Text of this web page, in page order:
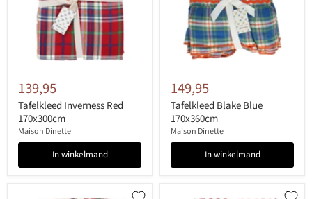
139,95
Tafelkleed Inverness Red
170x300cm
Maison Dinette
In winkelmand
149,95
Tafelkleed Blake Blue
170x360cm
Maison Dinette
In winkelmand